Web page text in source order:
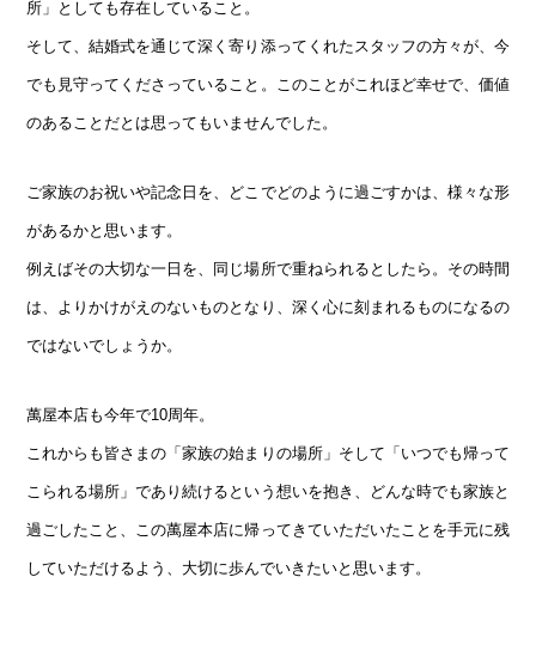
所」としても存在していること。
そして、結婚式を通じて深く寄り添ってくれたスタッフの方々が、今
でも見守ってくださっていること。このことがこれほど幸せで、価値
のあることだとは思ってもいませんでした。
ご家族のお祝いや記念日を、どこでどのように過ごすかは、様々な形
があるかと思います。
例えばその大切な一日を、同じ場所で重ねられるとしたら。その時間
は、よりかけがえのないものとなり、深く心に刻まれるものになるの
ではないでしょうか。
萬屋本店も今年で10周年。
これからも皆さまの「家族の始まりの場所」そして「いつでも帰って
こられる場所」であり続けるという想いを抱き、どんな時でも家族と
過ごしたこと、この萬屋本店に帰ってきていただいたことを手元に残
していただけるよう、大切に歩んでいきたいと思います。